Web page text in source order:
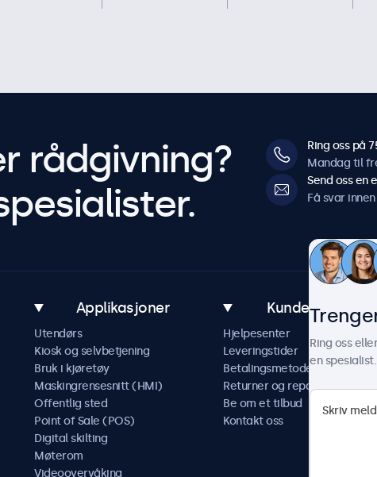
rådgivning?
Ring oss på
Mandag til
Send oss en
Få svar
Applikasjoner
Utendørs
Kiosk og selvbetjening
Bruk i kjøretøy
Maskingrensesnitt (HMI)
Offentlig sted
Point of Sale (POS)
Digital skilting
Møterom
Videoovervåking
Kundeservice
Hjelpesenter
Leveringstider
Betalingsmetoder
Returner og reparer
Be om et tilbud
Kontakt oss
Ring oss
en spesialist.